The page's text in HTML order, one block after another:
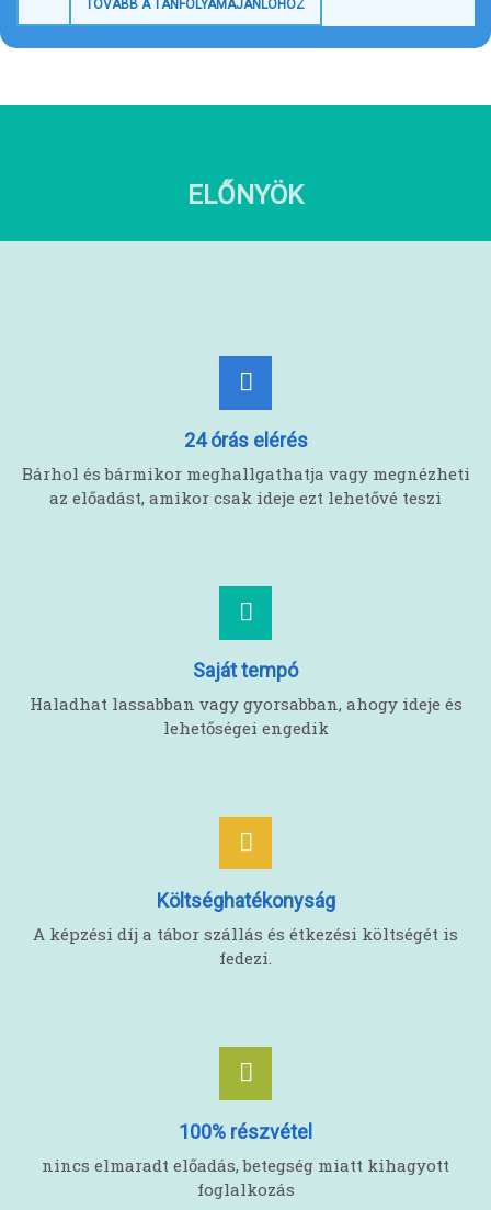
TOVÁBB A TANFOLYAMAJÁNLÓHOZ
ELŐNYÖK
24 órás elérés
Bárhol és bármikor meghallgathatja vagy megnézheti
az előadást, amikor csak ideje ezt lehetővé teszi
Saját tempó
Haladhat lassabban vagy gyorsabban, ahogy ideje és
lehetőségei engedik
Költséghatékonyság
A képzési díj a tábor szállás és étkezési költségét is
fedezi.
100% részvétel
nincs elmaradt előadás, betegség miatt kihagyott
foglalkozás